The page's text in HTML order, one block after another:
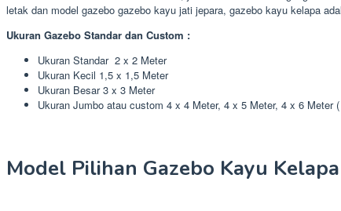
letak dan model gazebo gazebo kayu jati jepara, gazebo kayu kelapa
Ukuran Gazebo Standar dan Custom :
Ukuran Standar 2 x 2 Meter
Ukuran Kecil 1,5 x 1,5 Meter
Ukuran Besar 3 x 3 Meter
Ukuran Jumbo atau custom 4 x 4 Meter, 4 x 5 Meter, 4 x 6
Model Pilihan Gazebo Kayu Kelapa